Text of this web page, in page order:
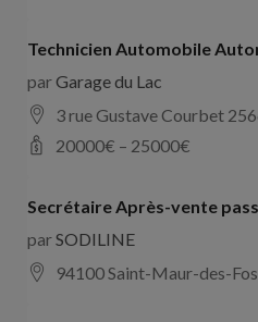
Technicien Automobile
parGarage du Lac
3 rue Gustave Courbet
20000€ – 25000€
Secrétaire Après-vente
parSODILINE
94100 Saint-Maur-des-